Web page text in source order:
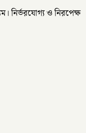
নির্ভরযোগ্য ও নিরপেক্ষ